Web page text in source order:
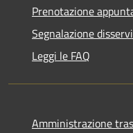
Prenotazione
Segnalazione
Leggi le FAQ
Amministrazione